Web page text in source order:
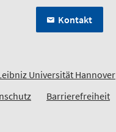
Kontakt
Universität Hannover
Barrierefreiheit